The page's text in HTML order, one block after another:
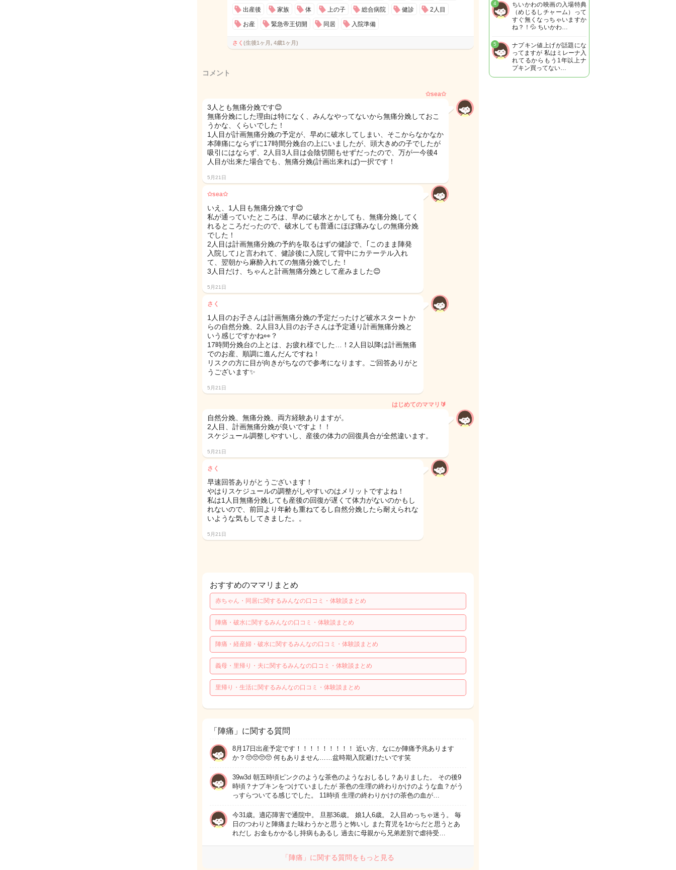
出産後 家族 体 上の子 総合病院 健診 2人目
お産 緊急帝王切開 同居 入院準備
さく (生後1ヶ月, 4歳1ヶ月)
コメント
✩sea✩
3人とも無痛分娩です😊
無痛分娩にした理由は特になく、みんなやってないから無痛分娩しておこ
うかな、くらいでした！
1人目が計画無痛分娩の予定が、早めに破水してしまい、そこからなかなか
本陣痛にならずに17時間分娩台の上にいましたが、頭大きめの子でしたが
吸引にはならず、2人目3人目は会陰切開もせずだったので、万が一今後4
人目が出来た場合でも、無痛分娩(計画出来れば)一択です！
5月21日
✩sea✩
いえ、1人目も無痛分娩です😊
私が通っていたところは、早めに破水とかしても、無痛分娩してく
れるところだったので、破水しても普通にほぼ痛みなしの無痛分娩
でした！
2人目は計画無痛分娩の予約を取るはずの健診で、｢このまま陣発
入院して｣と言われて、健診後に入院して背中にカテーテル入れ
て、翌朝から麻酔入れての無痛分娩でした！
3人目だけ、ちゃんと計画無痛分娩として産みました😊
5月21日
さく
1人目のお子さんは計画無痛分娩の予定だったけど破水スタートか
らの自然分娩、2人目3人目のお子さんは予定通り計画無痛分娩と
いう感じですかね👀？
17時間分娩台の上とは、お疲れ様でした…！2人目以降は計画無痛
でのお産、順調に進んだんですね！
リスクの方に目が向きがちなので参考になります。ご回答ありがと
うございます✨
5月21日
はじめてのママリ🔰
自然分娩、無痛分娩、両方経験ありますが。
2人目、計画無痛分娩が良いですよ！！
スケジュール調整しやすいし、産後の体力の回復具合が全然違います。
5月21日
さく
早速回答ありがとうございます！
やはりスケジュールの調整がしやすいのはメリットですよね！
私は1人目無痛分娩しても産後の回復が遅くて体力がないのかもし
れないので、前回より年齢も重ねてるし自然分娩したら耐えられな
いような気もしてきました。。
5月21日
おすすめのママリまとめ
赤ちゃん・同居に関するみんなの口コミ・体験談まとめ
陣痛・破水に関するみんなの口コミ・体験談まとめ
陣痛・経産婦・破水に関するみんなの口コミ・体験談まとめ
義母・里帰り・夫に関するみんなの口コミ・体験談まとめ
里帰り・生活に関するみんなの口コミ・体験談まとめ
「陣痛」に関する質問
8月17日出産予定です！！！！！！！！！ 近い方、なにか陣痛予兆あります
か？🥺🥺🥺🥺 何もありません……盆時期入院避けたいです笑
39w3d 朝五時頃ピンクのような茶色のようなおしるし？ありました。 その後9
時頃？ナプキンをつけていましたが 茶色の生理の終わりかけのような血？がう
っすらついてる感じでした。 11時頃 生理の終わりかけの茶色の血が…
今31歳。適応障害で通院中。 旦那36歳。 娘1人6歳。 2人目めっちゃ迷う。 毎
日のつわりと陣痛また味わうかと思うと怖いし また育児を1からだと思うとあ
れだし お金もかかるし持病もあるし 過去に母親から兄弟差別で虐待受…
「陣痛」に関する質問をもっと見る
ちいかわの映画の入場特典
（めじるしチャーム）って
すぐ無くなっちゃいますか
ね？！💦 ちいかわ…
4
ナプキン値上げが話題にな
ってますが 私はミレーナ入
れてるからもう1年以上ナ
プキン買ってない…
5